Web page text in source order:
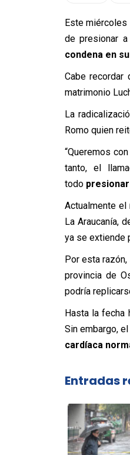
Este miércoles
de presionar
condena en
Cabe
matrimonio
La
Romo quien
“Queremos
tanto, el
todo
Actualmente el
La Araucanía,
ya se extiende
Por esta
provincia de
podría
Hasta la fecha
Sin embargo,
cardíaca
Entradas